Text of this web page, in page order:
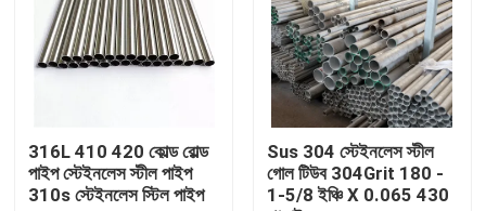
উদ্ধৃতির জন্য আবেদন
স্টেইনলেস স্টীল প্লেট শীট
316L 410 420 কোল্ড রোল্ড
পাইপ স্টেইনলেস স্টীল পাইপ
310s স্টেইনলেস স্টিল পাইপ
Sus 304 স্টেইনলেস স্টীল
গোল টিউব 304Grit 180 -
1-5/8 ইঞ্চি X 0.065 430